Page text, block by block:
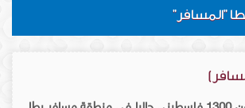
"المسافر"